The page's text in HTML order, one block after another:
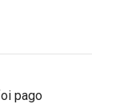
pago